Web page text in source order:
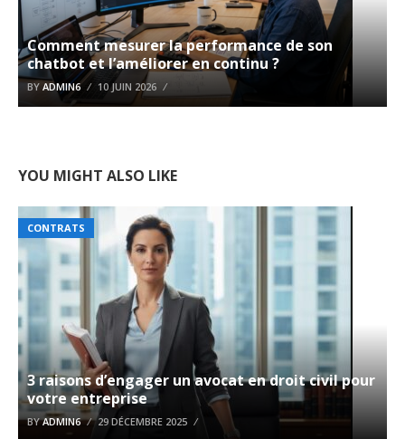
Comment mesurer la performance de son
chatbot et l’améliorer en continu ?
BY ADMIN6 10 JUIN 2026
YOU MIGHT ALSO LIKE
CONTRATS
3 raisons d’engager un avocat en droit civil pour
votre entreprise
BYADMIN6 29 DÉCEMBRE 2025